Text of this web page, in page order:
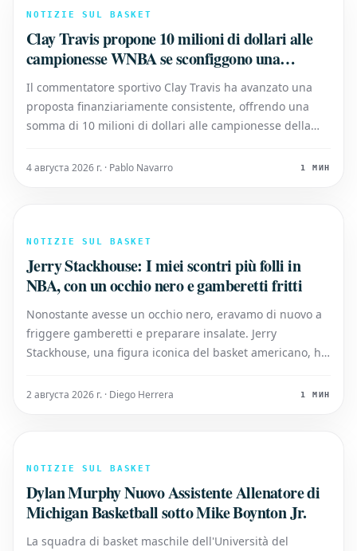
NOTIZIE SUL BASKET
Clay Travis propone 10 milioni di dollari alle
campionesse WNBA se sconfiggono una
squadra di basket di liceo maschile
Il commentatore sportivo Clay Travis ha avanzato una
proposta finanziariamente consistente, offrendo una
somma di 10 milioni di dollari alle campionesse della
basket maschile di un liceo. Questa provocatoria sfida è
4 августа 2026 г. · Pablo Navarro 1 МИН
NOTIZIE SUL BASKET
Jerry Stackhouse: I miei scontri più folli in
NBA, con un occhio nero e gamberetti fritti
Nonostante avesse un occhio nero, eravamo di nuovo a
friggere gamberetti e preparare insalate. Jerry
Stackhouse, una figura iconica del basket americano, ha
spesso surreali vissuti sul campo da gioco durante la
2 августа 2026 г. · Diego Herrera 1 МИН
NOTIZIE SUL BASKET
Dylan Murphy Nuovo Assistente Allenatore di
Michigan Basketball sotto Mike Boynton Jr.
La squadra di basket maschile dell'Università del